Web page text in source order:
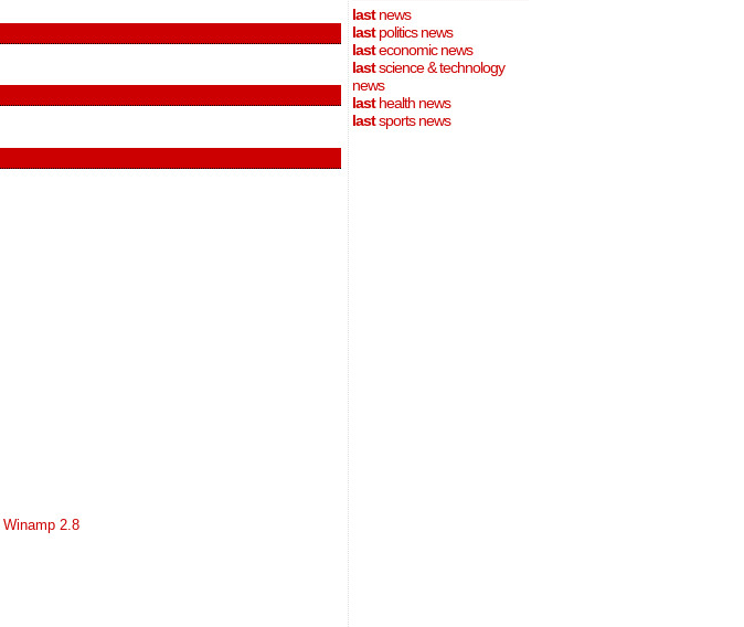
Winamp 2.8
lastnews
lastpolitics news
lasteconomic news
lastscience & technology
news
lasthealth news
lastsports news